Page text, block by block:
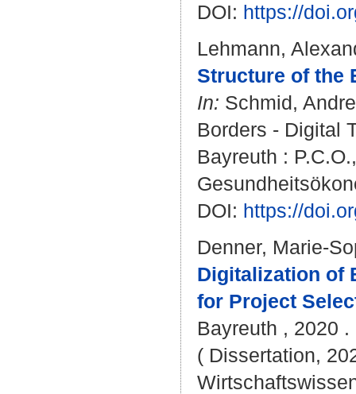
DOI: https://
Lehmann,
Structure of the
In: Schmid,
Borders - Digital
Bayreuth :
DOI: https://
Denner, Marie-
Digitalization of
for Project
Bayreuth , 2020 .
( Dissertation,